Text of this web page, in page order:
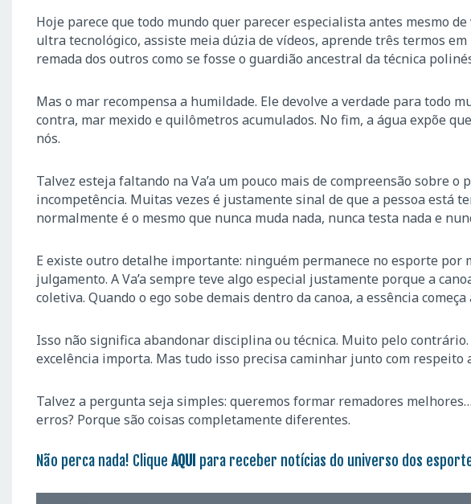
Hoje parece que todo mundo quer parecer especialista antes mesmo
ultra tecnológico, assiste meia dúzia de vídeos, aprende três termos
remada dos outros como se fosse o guardião ancestral da técnica
Mas o mar recompensa a humildade. Ele devolve a verdade para todo
contra, mar mexido e quilômetros acumulados. No fim, a água expõe
nós.
Talvez esteja faltando na Va’a um pouco mais de compreensão sobre
incompetência. Muitas vezes é justamente sinal de que a pessoa está
normalmente é o mesmo que nunca muda nada, nunca testa nada e
E existe outro detalhe importante: ninguém permanece no esporte por
julgamento. A Va’a sempre teve algo especial justamente porque a
coletiva. Quando o ego sobe demais dentro da canoa, a essência começa
Isso não significa abandonar disciplina ou técnica. Muito pelo
excelência importa. Mas tudo isso precisa caminhar junto com respeito
Talvez a pergunta seja simples: queremos formar remadores
erros? Porque são coisas completamente diferentes.
Não perca nada! Clique AQUI para receber notícias do universo dos